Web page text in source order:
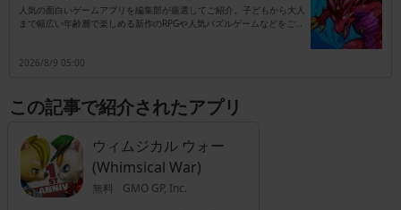
人気の面白いゲームアプリを編集部が厳選してご紹介。子どもから大人
まで幅広い年齢層で楽しめる新作のRPGや人気パズルゲームなどをご紹
2026/8/9 05:00
この記事で紹介されたアプリ
ウィムジカル ウォー
(Whimsical War)
無料 GMO GP, Inc.